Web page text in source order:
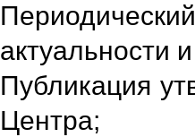
актуальности
Публикация
Центра;